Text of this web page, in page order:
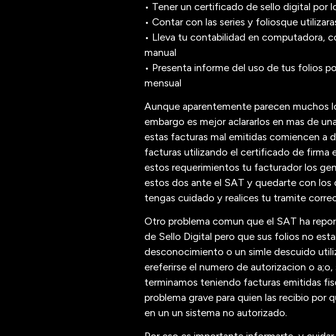
• Tener un certificado de sello digital por
• Contar con las series y foliosque
• Lleva tu contabilidad en computadora,
manual
• Presenta informe del uso de tus folios
mensual
Aunque aparentemente parecen muchos
embargo es mejor aclararlos en mas de
estas facturas mal emitidas comiencen a
facturas utilizando el certificado de firma
estos requerimientos tu facturador los
estos dos ante el SAT y quedarte con
tengas cuidado y realices tu tramite
Otro problema comun que el SAT ha
de Sello Digital pero que sus folios no
desconocimiento o un simle descuido
ereferirse el numero de autorizacion o
terminamos teniendo facturas emitidas
problema grave para quien las recibio por
en un un sistema no autorizado.